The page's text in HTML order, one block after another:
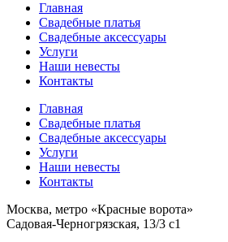
Главная
Свадебные платья
Свадебные аксессуары
Услуги
Наши невесты
Контакты
Главная
Свадебные платья
Свадебные аксессуары
Услуги
Наши невесты
Контакты
Москва, метро «Красные ворота»
Садовая-Черногрязская, 13/3 с1